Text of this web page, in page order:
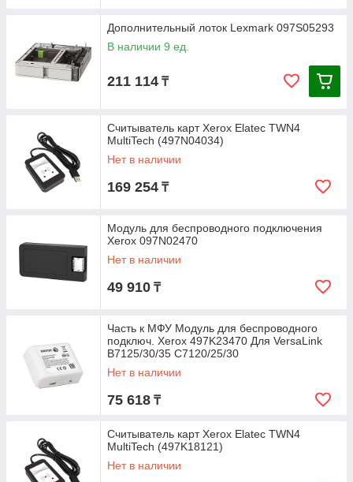
Дополнительный лоток Lexmark 097S05293
В наличии 9 ед.
211 114 ₸
Считыватель карт Xerox Elatec TWN4
MultiTech (497N04034)
Нет в наличии
169 254 ₸
Модуль для беспроводного подключения
Xerox 097N02470
Нет в наличии
49 910 ₸
Часть к МФУ Модуль для беспроводного
подключ. Xerox 497K23470 Для VersaLink
B7125/30/35 C7120/25/30
Нет в наличии
75 618 ₸
Считыватель карт Xerox Elatec TWN4
MultiTech (497K18121)
Нет в наличии